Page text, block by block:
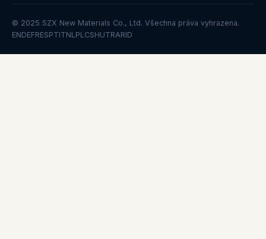
© 2025 SZX New Materials Co., Ltd. Všechna práva vyhrazena.
ENDEFRESPTITNL PL CSHUTRARID